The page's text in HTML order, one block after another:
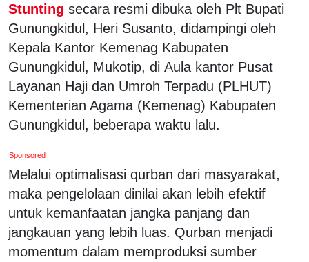
Stunting secara resmi dibuka oleh Plt Bupati
Gunungkidul, Heri Susanto, didampingi oleh
Kepala Kantor Kemenag Kabupaten
Gunungkidul, Mukotip, di Aula kantor Pusat
Layanan Haji dan Umroh Terpadu (PLHUT)
Kementerian Agama (Kemenag) Kabupaten
Gunungkidul, beberapa waktu lalu.
Sponsored
Melalui optimalisasi qurban dari masyarakat,
maka pengelolaan dinilai akan lebih efektif
untuk kemanfaatan jangka panjang dan
jangkauan yang lebih luas. Qurban menjadi
momentum dalam memproduksi sumber